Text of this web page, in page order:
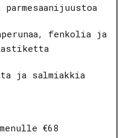
fenkolia ja
ja salmiakkia
€68